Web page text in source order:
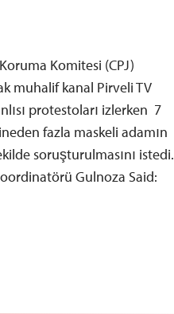
Komitesi (CPJ)
muhalif kanal Pirveli TV
protestoları izlerken 7
fazla maskeli adamın
soruşturulmasını istedi.
Gulnoza Said: